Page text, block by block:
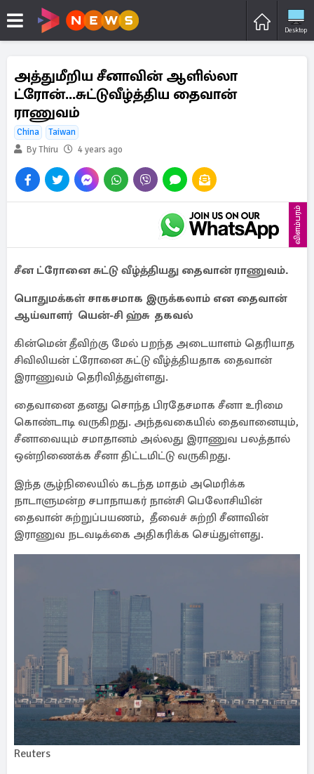
Desktop
அத்துமீறிய சீனாவின் ஆளில்லா
ட்ரோன்...சுட்டுவீழ்த்திய தைவான்
ராணுவம்
China
Taiwan
By Thiru
4 years ago
விளம்பரம்
சீன ட்ரோனை சுட்டு வீழ்த்தியது தைவான் ராணுவம்.
பொதுமக்கள் சாகசமாக இருக்கலாம் என தைவான்
ஆய்வாளர் யென்-சி ஹ்சு தகவல்
கின்மென் தீவிற்கு மேல் பறந்த அடையாளம் தெரியாத
சிவிலியன் ட்ரோனை சுட்டு வீழ்த்தியதாக தைவான்
இராணுவம் தெரிவித்துள்ளது.
தைவானை தனது சொந்த பிரதேசமாக சீனா உரிமை
கொண்டாடி வருகிறது. அந்தவகையில் தைவானையும்,
சீனாவையும் சமாதானம் அல்லது இராணுவ பலத்தால்
ஒன்றிணைக்க சீனா திட்டமிட்டு வருகிறது.
இந்த சூழ்நிலையில் கடந்த மாதம் அமெரிக்க
நாடாளுமன்ற சபாநாயகர் நான்சி பெலோசியின்
தைவான் சுற்றுப்பயணம், தீவைச் சுற்றி சீனாவின்
இராணுவ நடவடிக்கை அதிகரிக்க செய்துள்ளது.
Reuters